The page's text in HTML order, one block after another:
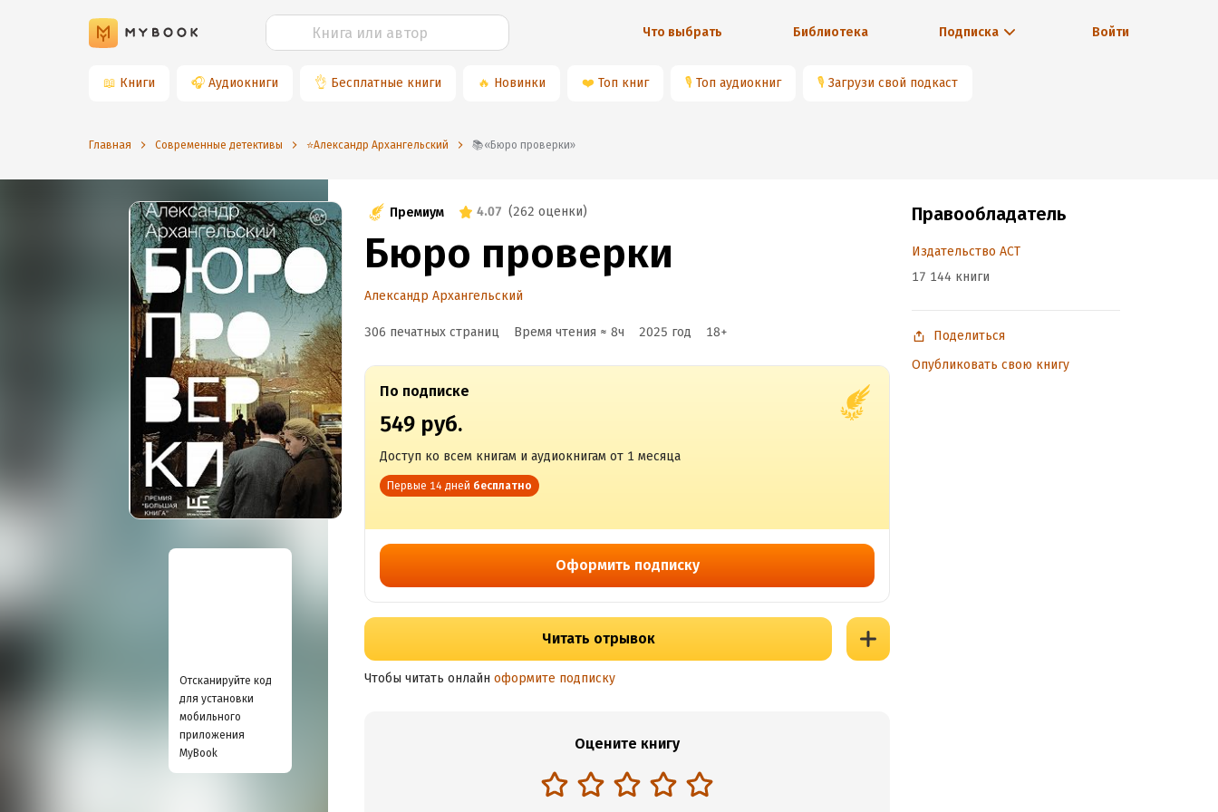
Что выбрать Библиотека Подписка Войти
📖 Книги 🎧 Аудиокниги 👌 Бесплатные книги 🔥 Новинки ❤️ Топ книг 🎙 Топ аудиокниг 🎙 Загрузи свой подкаст
Главная Современные детективы ⭐️Александр Архангельский 📚«Бюро проверки»
Отсканируйте код
для установки
мобильного
приложения
MyBook
Премиум 4.07 (262 оценки)
Бюро проверки
Александр Архангельский
306 печатных страниц Время чтения ≈ 8ч 2025 год 18+
По подписке
549 руб.
Доступ ко всем книгам и аудиокнигам от 1 месяца
Первые 14 дней бесплатно
Оформить подписку
Читать отрывок
Чтобы читать онлайн оформите подписку
Оцените книгу
Правообладатель
Издательство АСТ
17 144 книги
Поделиться
Опубликовать свою книгу